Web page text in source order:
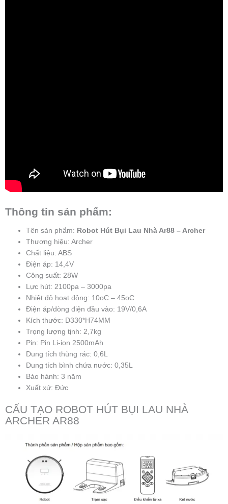
Thông tin sản phẩm:
Tên sản phẩm: Robot Hút Bụi Lau Nhà Ar88 – Archer
Thương hiệu: Archer
Chất liệu: ABS
Điện áp: 14,4V
Công suất: 28W
Lực hút: 2100pa – 3000pa
Nhiệt độ hoạt động: 10oC – 45oC
Điện áp/dòng điện đầu vào: 19V/0,6A
Kích thước: D330*H74MM
Trọng lượng tịnh: 2,7kg
Pin: Pin Li-ion 2500mAh
Dung tích thùng rác: 0,6L
Dung tích bình chứa nước: 0,35L
Bảo hành: 3 năm
Xuất xứ: Đức
CẤU TẠO ROBOT HÚT BỤI LAU NHÀ
ARCHER AR88